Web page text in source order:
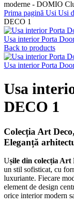
Prima pagină Usi Usi
DECO 1
Usa interior Porta
Back to products
Usa interior Porta
Usa
DECO 1
Colecția Art
Eleganță
Ușile din colecția Art
un stil sofisticat, cu
luxuriante. Fiecare
element de design
orice interior modern